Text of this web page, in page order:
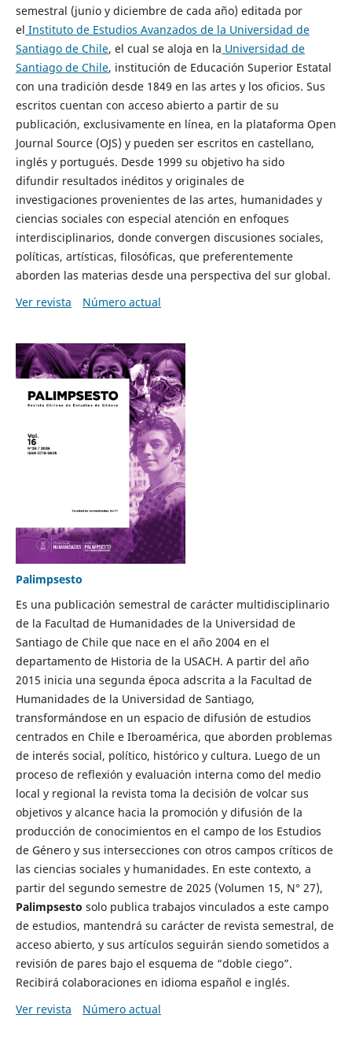
semestral (junio y diciembre de cada año) editada por
el Instituto de Estudios Avanzados de la Universidad de
Santiago de Chile, el cual se aloja en la Universidad de
Santiago de Chile, institución de Educación Superior Estatal
con una tradición desde 1849 en las artes y los oficios. Sus
escritos cuentan con acceso abierto a partir de su
publicación, exclusivamente en línea, en la plataforma Open
Journal Source (OJS) y pueden ser escritos en castellano,
inglés y portugués. Desde 1999 su objetivo ha sido
difundir resultados inéditos y originales de
investigaciones provenientes de las artes, humanidades y
ciencias sociales con especial atención en enfoques
interdisciplinarios, donde convergen discusiones sociales,
políticas, artísticas, filosóficas, que preferentemente
aborden las materias desde una perspectiva del sur global.
Ver revista
Número actual
Palimpsesto
Es una publicación semestral de carácter multidisciplinario
de la Facultad de Humanidades de la Universidad de
Santiago de Chile que nace en el año 2004 en el
departamento de Historia de la USACH. A partir del año
2015 inicia una segunda época adscrita a la Facultad de
Humanidades de la Universidad de Santiago,
transformándose en un espacio de difusión de estudios
centrados en Chile e Iberoamérica, que aborden problemas
de interés social, político, histórico y cultura. Luego de un
proceso de reflexión y evaluación interna como del medio
local y regional la revista toma la decisión de volcar sus
objetivos y alcance hacia la promoción y difusión de la
producción de conocimientos en el campo de los Estudios
de Género y sus intersecciones con otros campos críticos de
las ciencias sociales y humanidades. En este contexto, a
partir del segundo semestre de 2025 (Volumen 15, N° 27),
Palimpsesto solo publica trabajos vinculados a este campo
de estudios, mantendrá su carácter de revista semestral, de
acceso abierto, y sus artículos seguirán siendo sometidos a
revisión de pares bajo el esquema de “doble ciego”.
Recibirá colaboraciones en idioma español e inglés.
Ver revista
Número actual